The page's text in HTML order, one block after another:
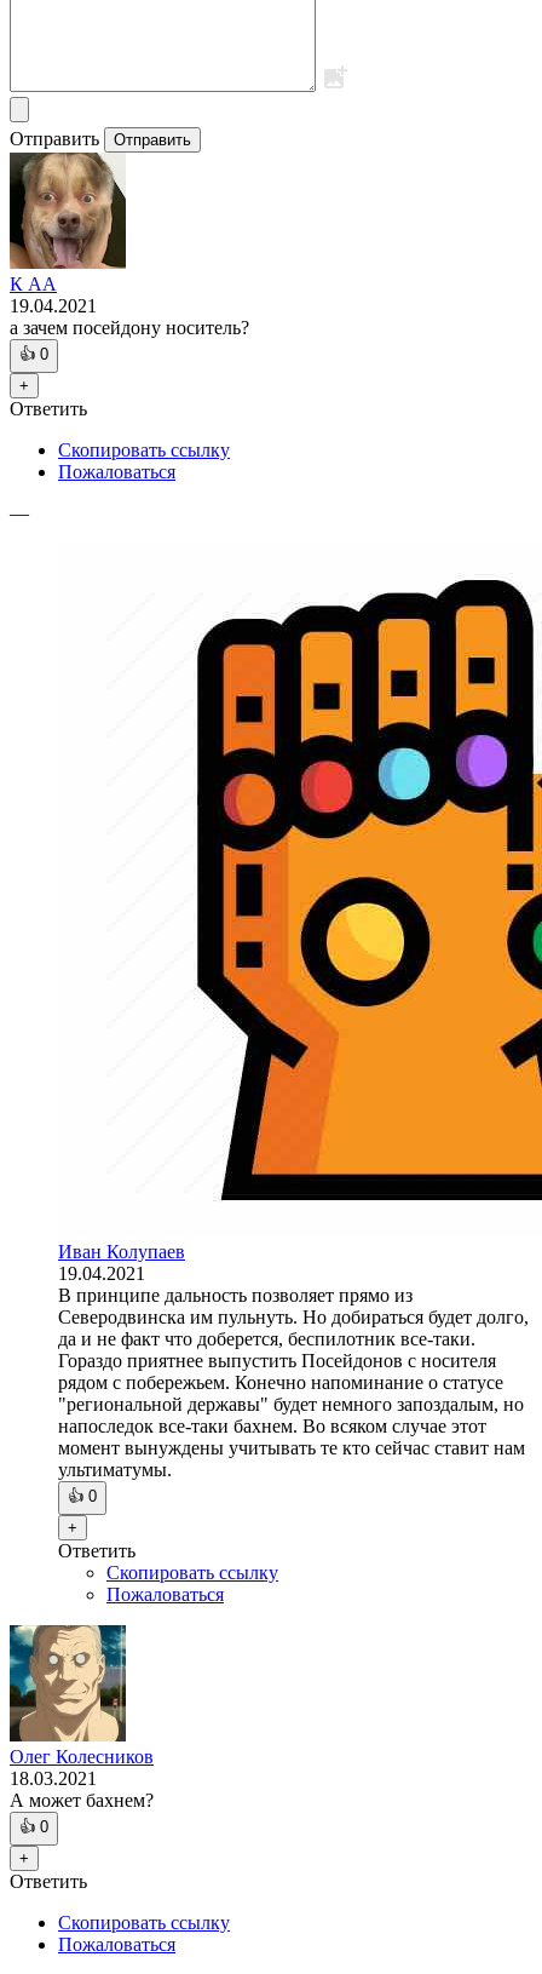
Отправить Отправить
К АА
19.04.2021
а зачем посейдону носитель?
👍 0
+
Ответить
Скопировать ссылку
Пожаловаться
—
Иван Колупаев
19.04.2021
В принципе дальность позволяет прямо из
Северодвинска им пульнуть. Но добираться будет долго,
да и не факт что доберется, беспилотник все-таки.
Гораздо приятнее выпустить Посейдонов с носителя
рядом с побережьем. Конечно напоминание о статусе
"региональной державы" будет немного запоздалым, но
напоследок все-таки бахнем. Во всяком случае этот
момент вынуждены учитывать те кто сейчас ставит нам
ультиматумы.
👍 0
+
Ответить
Скопировать ссылку
Пожаловаться
Олег Колесников
18.03.2021
А может бахнем?
👍 0
+
Ответить
Скопировать ссылку
Пожаловаться